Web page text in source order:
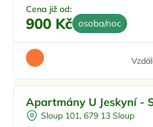
Cena již od:
900 Kč osoba/noc
Pro cyklisty
U lesa
Apartmány U Jeskyní -
Sloup 101, 679 13 Sloup